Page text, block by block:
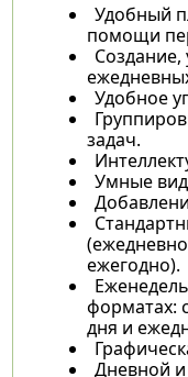
Удобный
помощи
Удобное
задач.
Умные
ежегодно).
форматах:
дня и
Дневной